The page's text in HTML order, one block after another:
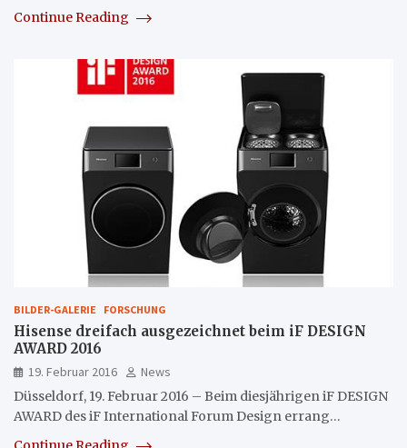
Continue Reading
BILDER-GALERIE FORSCHUNG
Hisense dreifach ausgezeichnet beim iF DESIGN
AWARD 2016
19. Februar 2016
News
Düsseldorf, 19. Februar 2016 – Beim diesjährigen iF DESIGN
AWARD des iF International Forum Design errang…